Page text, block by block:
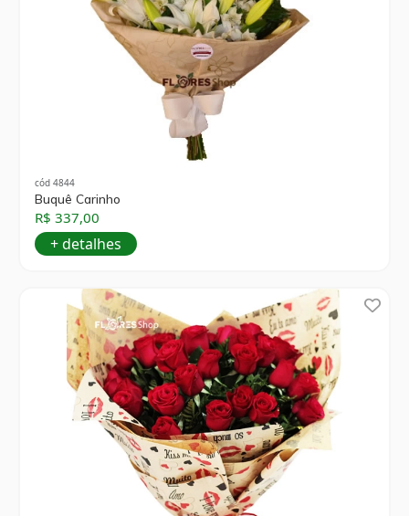
cód 4844
Buquê Carinho
R$ 337,00
+ detalhes